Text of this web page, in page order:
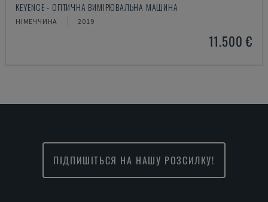
KEYENCE - ОПТИЧНА ВИМІРЮВАЛЬНА МАШИНА
НІМЕЧЧИНА 2019
11.500 €
ПІДПИШІТЬСЯ НА НАШУ РОЗСИЛКУ!